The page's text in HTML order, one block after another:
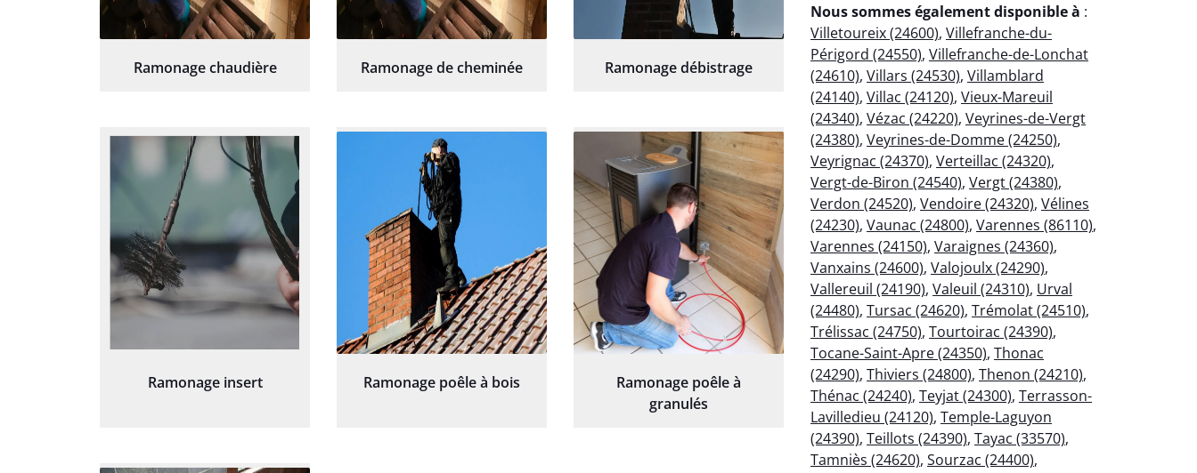
Ramonage chaudière Ramonage de cheminée Ramonage débistrage
Ramonage insert Ramonage poêle à bois
Ramonage poêle à
granulés
Nous sommes également disponible à :
Villetoureix (24600), Villefranche-du-
Périgord (24550), Villefranche-de-Lonchat
(24610), Villars (24530), Villamblard
(24140), Villac (24120), Vieux-Mareuil
(24340), Vézac (24220), Veyrines-de-Vergt
(24380), Veyrines-de-Domme (24250),
Veyrignac (24370), Verteillac (24320),
Vergt-de-Biron (24540), Vergt (24380),
Verdon (24520), Vendoire (24320), Vélines
(24230), Vaunac (24800), Varennes (86110),
Varennes (24150), Varaignes (24360),
Vanxains (24600), Valojoulx (24290),
Vallereuil (24190), Valeuil (24310), Urval
(24480), Tursac (24620), Trémolat (24510),
Trélissac (24750), Tourtoirac (24390),
Tocane-Saint-Apre (24350), Thonac
(24290), Thiviers (24800), Thenon (24210),
Thénac (24240), Teyjat (24300), Terrasson-
Lavilledieu (24120), Temple-Laguyon
(24390), Teillots (24390), Tayac (33570),
Tamniès (24620), Sourzac (24400),